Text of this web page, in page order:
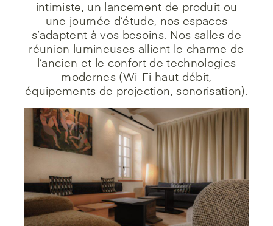
intimiste, un lancement de produit ou
une journée d’étude, nos espaces
s’adaptent à vos besoins. Nos salles de
réunion lumineuses allient le charme de
l’ancien et le confort de technologies
modernes (Wi-Fi haut débit,
équipements de projection, sonorisation).